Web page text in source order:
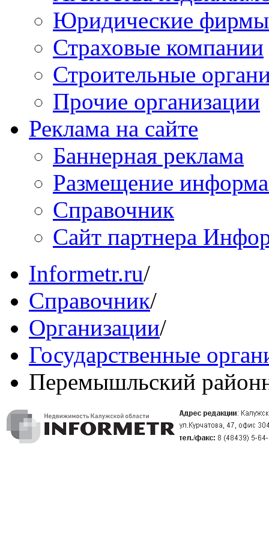
Юридические фирмы
Страховые компании
Строительные
Прочие организации
Реклама на сайте
Баннерная реклама
Размещение
Справочник
Сайт партнера
Informetr.ru/
Справочник/
Организации/
Государственные
Перемышльский